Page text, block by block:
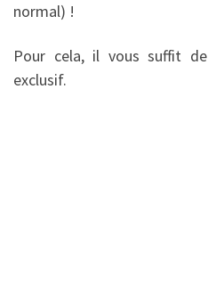
normal) !
Pour cela, il vous suffit de
exclusif.